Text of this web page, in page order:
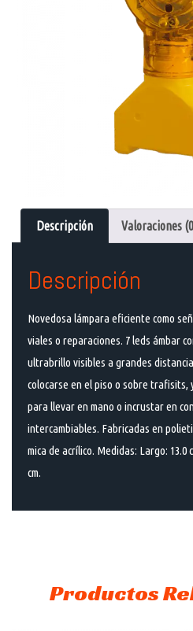
Descripción Valoraciones
Descripción
Novedosa lámpara eficiente como
viales o reparaciones. 7 leds ámbar
ultrabrillo visibles a grandes
colocarse en el piso o sobre trafisits,
para llevar en mano o incrustar en
intercambiables. Fabricadas en
mica de acrílico. Medidas: Largo: 13.0
cm.
Productos